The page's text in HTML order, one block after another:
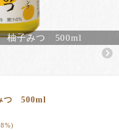
柚子みつ 500ml
つ 500ml